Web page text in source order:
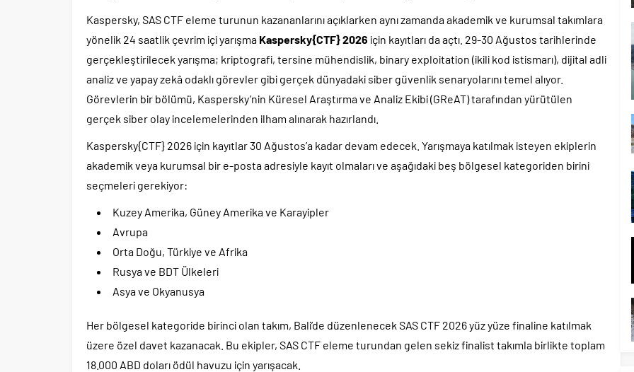
Kaspersky, SAS CTF eleme turunun kazananlarını açıklarken aynı zamanda akademik ve kurumsal takımlara
yönelik 24 saatlik çevrim içi yarışma Kaspersky{CTF} 2026 için kayıtları da açtı. 29-30 Ağustos tarihlerinde
gerçekleştirilecek yarışma; kriptografi, tersine mühendislik, binary exploitation (ikili kod istismarı), dijital adli
analiz ve yapay zekâ odaklı görevler gibi gerçek dünyadaki siber güvenlik senaryolarını temel alıyor.
Görevlerin bir bölümü, Kaspersky’nin Küresel Araştırma ve Analiz Ekibi (GReAT) tarafından yürütülen
gerçek siber olay incelemelerinden ilham alınarak hazırlandı.
Kaspersky{CTF} 2026 için kayıtlar 30 Ağustos’a kadar devam edecek. Yarışmaya katılmak isteyen ekiplerin
akademik veya kurumsal bir e-posta adresiyle kayıt olmaları ve aşağıdaki beş bölgesel kategoriden birini
seçmeleri gerekiyor:
Kuzey Amerika, Güney Amerika ve Karayipler
Avrupa
Orta Doğu, Türkiye ve Afrika
Rusya ve BDT Ülkeleri
Asya ve Okyanusya
Her bölgesel kategoride birinci olan takım, Bali’de düzenlenecek SAS CTF 2026 yüz yüze finaline katılmak
üzere özel davet kazanacak. Bu ekipler, SAS CTF eleme turundan gelen sekiz finalist takımla birlikte toplam
18.000 ABD doları ödül havuzu için yarışacak.